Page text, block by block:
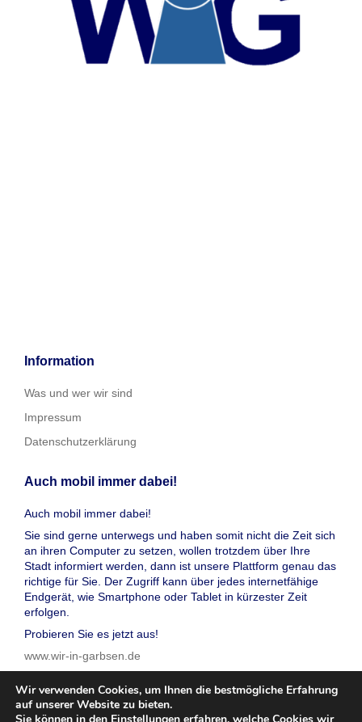
Information
Was und wer wir sind
Impressum
Datenschutzerklärung
Auch mobil immer dabei!
Auch mobil immer dabei!
Sie sind gerne unterwegs und haben somit nicht die Zeit sich
an ihren Computer zu setzen, wollen trotzdem über Ihre
Stadt informiert werden, dann ist unsere Plattform genau das
richtige für Sie. Der Zugriff kann über jedes internetfähige
Endgerät, wie Smartphone oder Tablet in kürzester Zeit
erfolgen.
Probieren Sie es jetzt aus!
www.wir-in-garbsen.de
Wir verwenden Cookies, um Ihnen die bestmögliche Erfahrung
auf unserer Website zu bieten.